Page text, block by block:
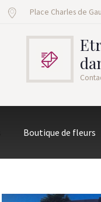
Place Charles de
Boutique de fleurs